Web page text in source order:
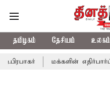
தமிழகம் தேசியம் உலகம்
மக்களின் எதிர்பார்ப்பை பூர்த்தி